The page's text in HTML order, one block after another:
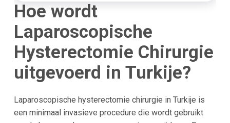
Hoe wordt
Laparoscopische
Hysterectomie Chirurgie
uitgevoerd in Turkije?
Laparoscopische hysterectomie chirurgie in Turkije is
een minimaal invasieve procedure die wordt gebruikt